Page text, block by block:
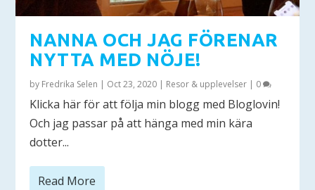
NANNA OCH JAG FÖRENAR
NYTTA MED NÖJE!
by Fredrika Selen | Oct 23, 2020 | Resor & upplevelser | 0
Klicka här för att följa min blogg med Bloglovin!
Och jag passar på att hänga med min kära
dotter...
Read More